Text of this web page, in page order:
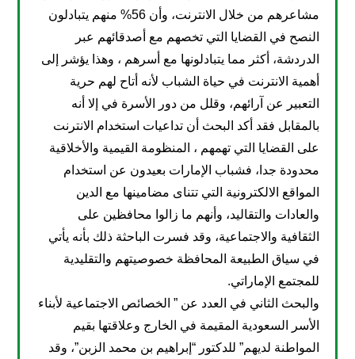
مشاعرهم من خلال الانترنت، وأن 56% منهم يتبادلون
النصح في القضايا التي تخصهم مع أصدقائهم عبر
الدردشة، أكثر مما يتبادلونها مع أسرهم ، وهذا يؤشر إلى
أهمية الانترنت في حياة الشباب لأنه أتاح لهم حرية
التعبير عن آرائهم، وقلل من دور الأسرة في إلا أنه
بالمقابل فقد أكد البحث أن تداعيات استخدام الانترنت
على القضايا التي تهمهم ، المنظومة القيمية والأخلاقية
محدودة جدا، فشباب الإمارات بعيدون عن استخدام
المواقع الالكترونية التي تتناى مضامينها مع الدين
والعادات والتقاليد، وأنهم ما زالوا محافظين على
الثقافية والاجتماعية، وقد فسرت الباحثة ذلك بأنه يأتي
في سياق الطبيعة المحافظة خصوصيتهم والتقليدية
للمجتمع الإماراتي.
والبحث الثاني في العدد عن ” الخصائص الاجتماعية لأبناء
الأسر السعودية المقيمة في الخارج وعلاقتها بقيم
المواطنة لديهم” للدكتور “إبراهيم بن محمد الزبن”، وقد